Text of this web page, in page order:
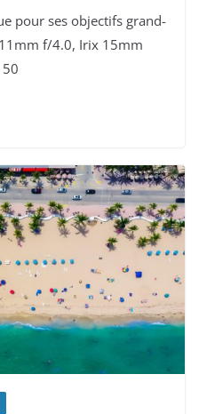
pour ses objectifs grand-
f/4.0, Irix 15mm